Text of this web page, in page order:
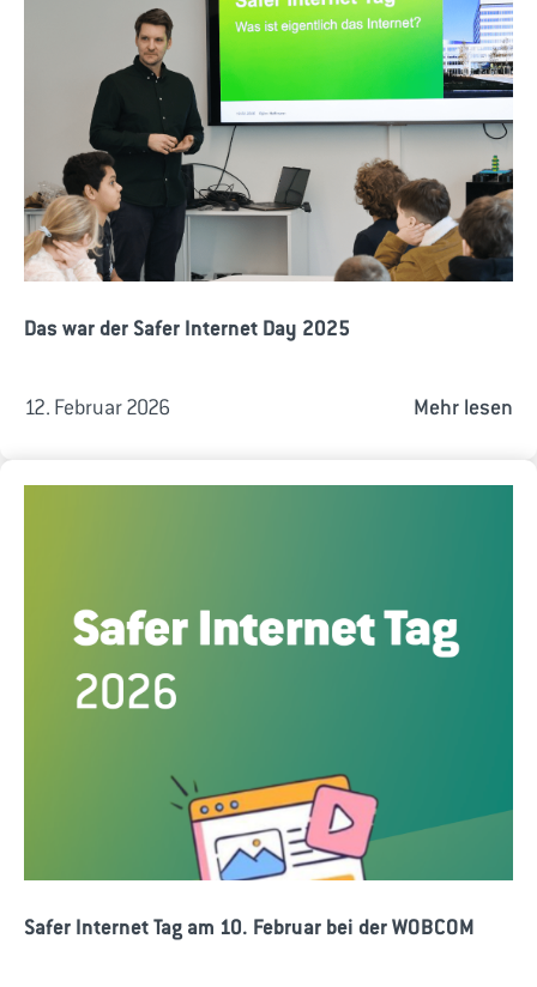
Das war der Safer Internet Day 2025
12. Februar 2026 Mehr lesen
Safer Internet Tag am 10. Februar bei der WOBCOM